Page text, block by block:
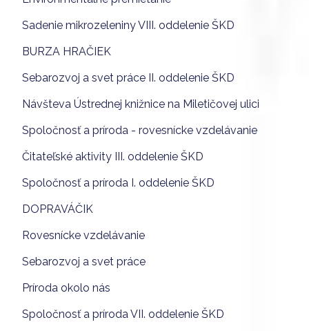
Sadenie mikrozeleniny VIII. oddelenie ŠKD
BURZA HRAČIEK
Sebarozvoj a svet práce II. oddelenie ŠKD
Návšteva Ústrednej knižnice na Miletičovej ulici
Spoločnosť a príroda - rovesnícke vzdelávanie
Čitateľské aktivity III. oddelenie ŠKD
Spoločnosť a príroda I. oddelenie ŠKD
DOPRAVÁČIK
Rovesnícke vzdelávanie
Sebarozvoj a svet práce
Príroda okolo nás
Spoločnosť a príroda VII. oddelenie ŠKD